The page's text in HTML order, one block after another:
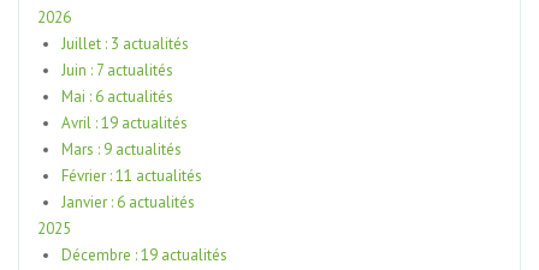
2026
Juillet : 3 actualités
Juin : 7 actualités
Mai : 6 actualités
Avril : 19 actualités
Mars : 9 actualités
Février : 11 actualités
Janvier : 6 actualités
2025
Décembre : 19 actualités